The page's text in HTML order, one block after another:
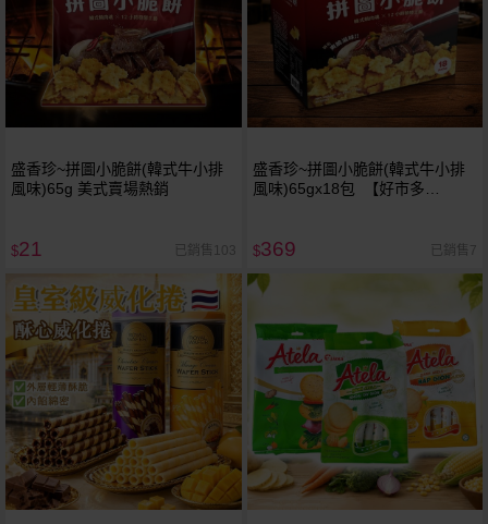
盛香珍~拼圖小脆餅(韓式牛小排
風味)65g 美式賣場熱銷
$21 已銷售103
盛香珍~拼圖小脆餅(韓式牛小排
風味)65gx18包 【好市多
$369 已銷售7